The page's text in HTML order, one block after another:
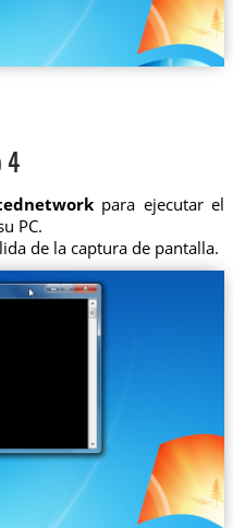
4
para ejecutar el
PC.
de la captura de pantalla.